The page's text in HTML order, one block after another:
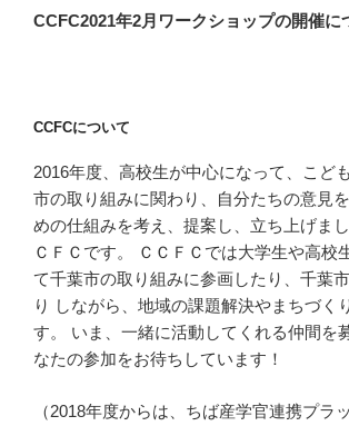
ゲ
ン
の
CCFC2021年2月ワークショップの開催に
CCFCについて
2016年度、高校生が中心になって、こど
市の取り組みに関わり、自分たちの意見
めの仕組みを考え、提案し、立ち上げま
ＣＦＣです。 ＣＣＦＣでは大学生や高校
て千葉市の取り組みに参画したり、千葉
り しながら、地域の課題解決やまちづく
す。 いま、一緒に活動してくれる仲間を
なたの参加をお待ちしています！
（2018年度からは、ちば産学官連携プラ